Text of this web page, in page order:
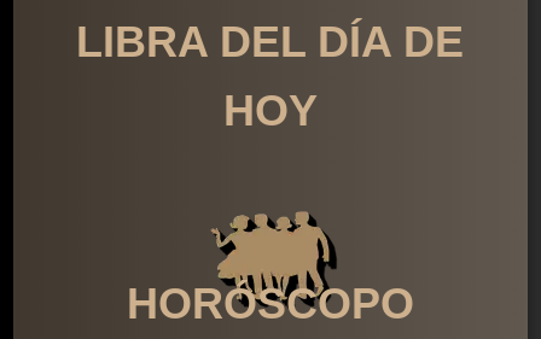
LIBRA DEL DÍA DE
HOY
HORÓSCOPO